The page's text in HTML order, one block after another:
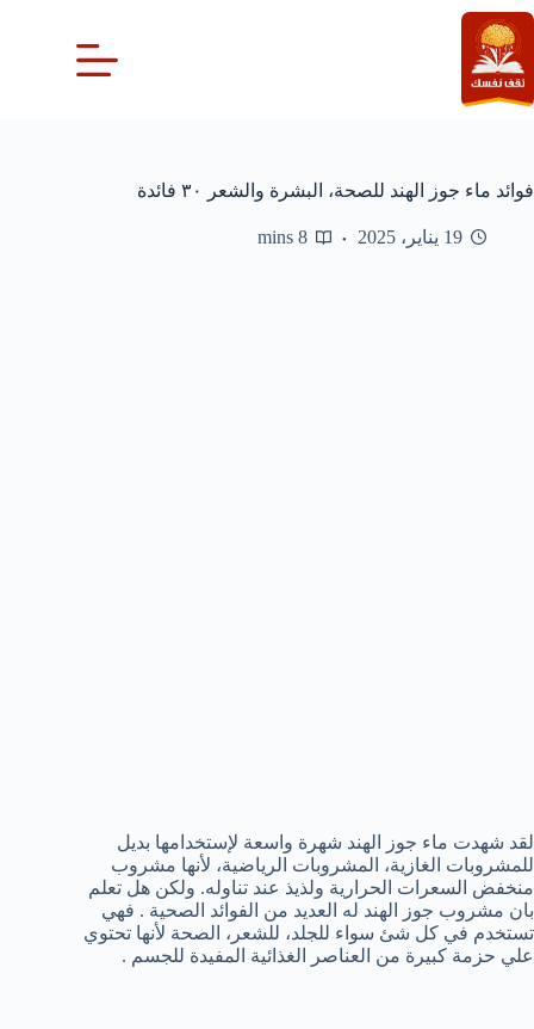
التجاوز
إلى
المحتوى
فوائد ماء جوز الهند للصحة، البشرة والشعر ٣٠ فائدة
19 يناير، 2025 8 mins
لقد شهدت ماء جوز الهند شهرة واسعة لإستخدامها بديل
للمشروبات الغازية، المشروبات الرياضية، لأنها مشروب
منخفض السعرات الحرارية ولذيذ عند تناوله. ولكن هل تعلم
بان مشروب جوز الهند له العديد من الفوائد الصحية . فهي
تستخدم في كل شئ سواء للجلد، للشعر، الصحة لأنها تحتوي
علي حزمة كبيرة من العناصر الغذائية المفيدة للجسم .